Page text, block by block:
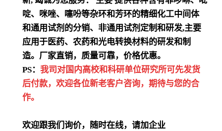
啶、咪唑、噻吩等杂环和芳环的精细化工中间体
和通用试剂的分销、非通用试剂定制和研发,主要
应用于医药、农药和光电转换材料的研发和制
造。厂家直销，质量可靠，价格优惠。
PS： 我司对国内高校和科研单位研究所可先发货
后付款，欢迎各位新老客户咨询，期待与您的合
作。
欢迎跟我们询价，随时在线，请加企业